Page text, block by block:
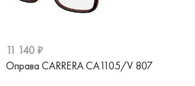
11 140 ₽
Оправа CARRERA CA1105/V 807